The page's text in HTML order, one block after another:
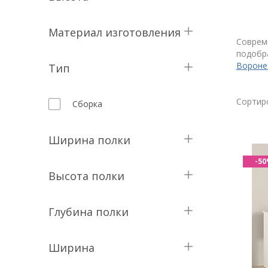
74 см
Материал изготовления
Тип
Прямой
Сборка
Ширина полки
30 см
204,1 см
Высота полки
47 см
Глубина полки
30 см
Ширина
-